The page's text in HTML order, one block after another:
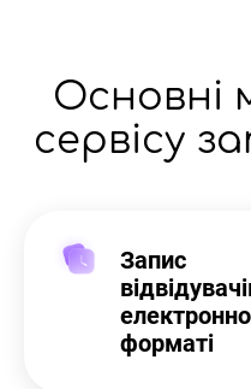
Основні
сервісу
Запис
форматі